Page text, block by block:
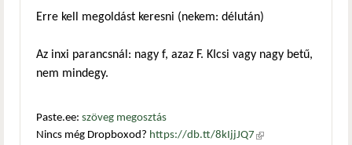
Erre kell megoldást keresni (nekem: délután)
Az inxi parancsnál: nagy f, azaz F. KIcsi vagy nagy betű,
nem mindegy.
Paste.ee: szöveg megosztás
Nincs még Dropboxod? https://db.tt/8kIjjJQ7 (külső